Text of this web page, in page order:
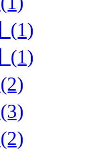
(1)
(1)